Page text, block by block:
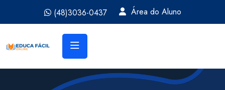
(48)3036-0437 Área do Aluno